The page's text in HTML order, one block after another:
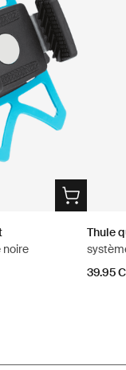
noire
Thule
39.95